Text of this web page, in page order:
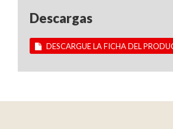
Descargas
DESCARGUE LA FICHA DEL